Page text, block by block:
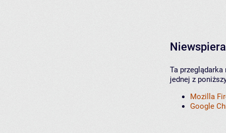
Ta
jednej z
Mozilla
Google